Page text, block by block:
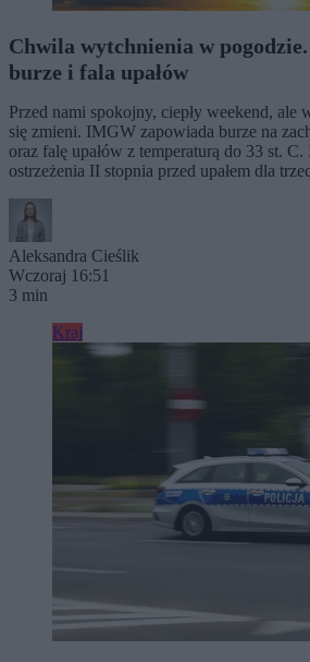
Chwila wytchnienia w
burze i fala upałów
Przed nami spokojny, ciepły weekend, ale
się zmieni. IMGW zapowiada burze na
oraz falę upałów z temperaturą do 33 st. C.
ostrzeżenia II stopnia przed upałem dla
Aleksandra Cieślik
Wczoraj 16:51
3 min
Kraj